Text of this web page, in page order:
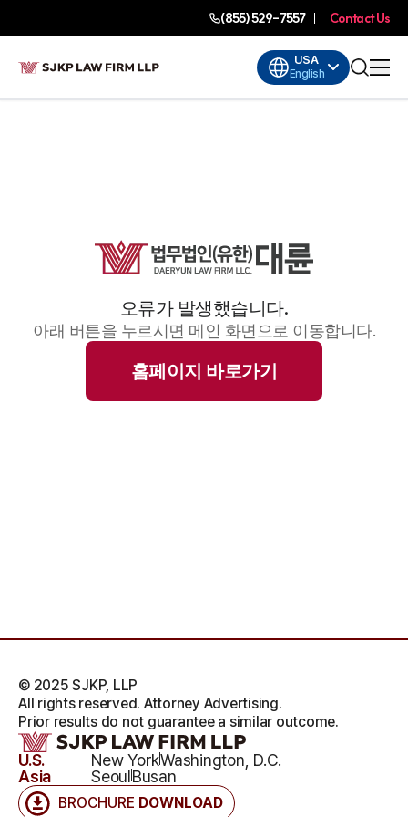
(855) 529-7557 Contact Us
USA
English
오류가 발생했습니다.
아래 버튼을 누르시면 메인 화면으로 이동합니다.
홈페이지 바로가기
BROCHURE DOWNLOAD
U.S. New YorkWashington, D.C.
Asia
SeoulBusan
© 2025 SJKP, LLP
All rights reserved. Attorney Advertising.
Prior results do not guarantee a similar outcome.